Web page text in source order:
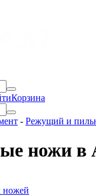
Корзина
- Режущий и
ножи
ножей